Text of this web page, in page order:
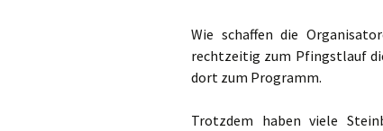
Wie schaffen die
rechtzeitig zum Pfingstlauf
dort zum Programm.
Trotzdem haben viele